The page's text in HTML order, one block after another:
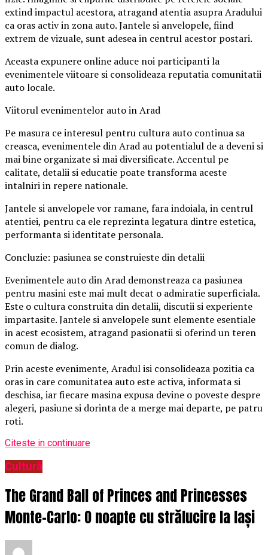
extind impactul acestora, atragand atentia asupra Aradului
ca oras activ in zona auto. Jantele si anvelopele, fiind
extrem de vizuale, sunt adesea in centrul acestor postari.
Aceasta expunere online aduce noi participanti la
evenimentele viitoare si consolideaza reputatia comunitatii
auto locale.
Viitorul evenimentelor auto in Arad
Pe masura ce interesul pentru cultura auto continua sa
creasca, evenimentele din Arad au potentialul de a deveni si
mai bine organizate si mai diversificate. Accentul pe
calitate, detalii si educatie poate transforma aceste
intalniri in repere nationale.
Jantele si anvelopele vor ramane, fara indoiala, in centrul
atentiei, pentru ca ele reprezinta legatura dintre estetica,
performanta si identitate personala.
Concluzie: pasiunea se construieste din detalii
Evenimentele auto din Arad demonstreaza ca pasiunea
pentru masini este mai mult decat o admiratie superficiala.
Este o cultura construita din detalii, discutii si experiente
impartasite. Jantele si anvelopele sunt elemente esentiale
in acest ecosistem, atragand pasionatii si oferind un teren
comun de dialog.
Prin aceste evenimente, Aradul isi consolideaza pozitia ca
oras in care comunitatea auto este activa, informata si
deschisa, iar fiecare masina expusa devine o poveste despre
alegeri, pasiune si dorinta de a merge mai departe, pe patru
roti.
Citeste in continuare
Cultură
The Grand Ball of Princes and Princesses
Monte-Carlo: O noapte cu strălucire la Iași